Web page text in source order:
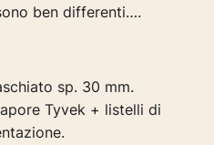
ben differenti….
sp. 30 mm.
Tyvek + listelli di